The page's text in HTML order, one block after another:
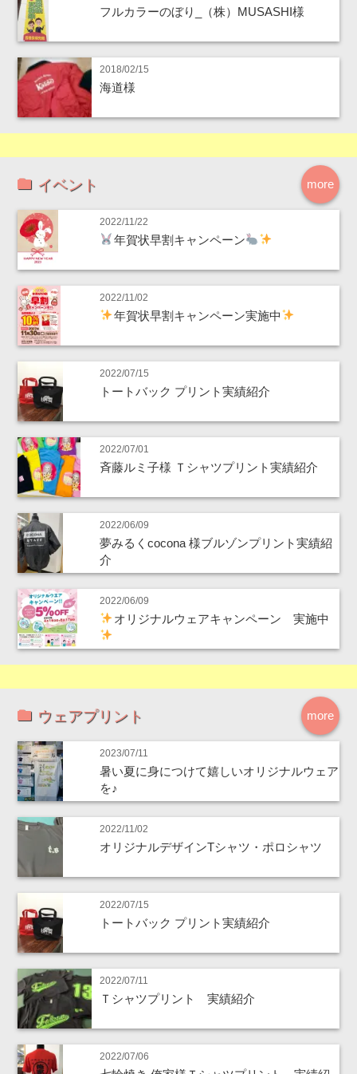
フルカラーのぼり_（株）MUSASHI様
2018/02/15
海道様
more
イベント
2022/11/22
年賀状早割キャンペーン
2022/11/02
年賀状早割キャンペーン実施中
2022/07/15
トートバック プリント実績紹介
2022/07/01
斉藤ルミ子様 Ｔシャツプリント実績紹介
2022/06/09
夢みるくcocona 様ブルゾンプリント実績紹
介
2022/06/09
オリジナルウェアキャンペーン 実施中
more
ウェアプリント
2023/07/11
暑い夏に身につけて嬉しいオリジナルウェア
を♪
2022/11/02
オリジナルデザインTシャツ・ポロシャツ
2022/07/15
トートバック プリント実績紹介
2022/07/11
Ｔシャツプリント 実績紹介
2022/07/06